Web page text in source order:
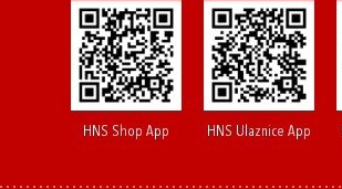
HNS Shop App HNS Ulaznice App